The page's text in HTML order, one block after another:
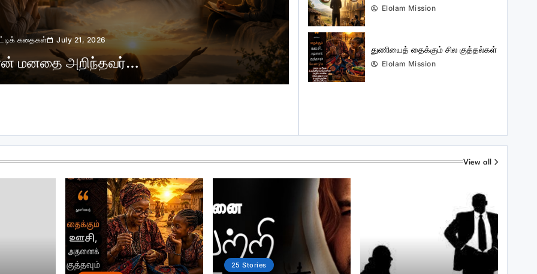
Elolam Mission
துணியைத் தைக்கும் சில குத்தல்கள்
Elolam Mission
கதைகள் July 21, 2026
மனதை அறிந்தவர்…
குட்டிக் கதைகள்
“தேவையா? Vs வேண்டுமா?”
View all
25 Stories